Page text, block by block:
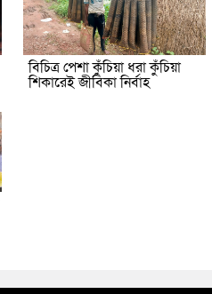
বিচিত্র পেশা কুঁচিয়া ধরা কুঁচিয়া
শিকারেই জীবিকা নির্বাহ